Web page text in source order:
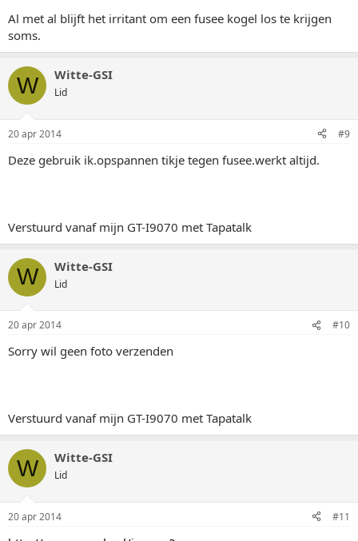
Al met al blijft het irritant om een fusee kogel los te krijgen
soms.
W Witte-GSI
Lid
20 apr 2014 #9
Deze gebruik ik.opspannen tikje tegen fusee.werkt altijd.
Verstuurd vanaf mijn GT-I9070 met Tapatalk
W Witte-GSI
Lid
20 apr 2014 #10
Sorry wil geen foto verzenden
Verstuurd vanaf mijn GT-I9070 met Tapatalk
W Witte-GSI
Lid
20 apr 2014 #11